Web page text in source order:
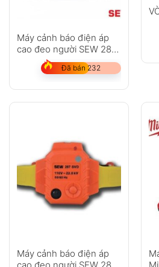
Máy cảnh báo điện áp
cao đeo người SEW 289
Đã bán 232
Máy cảnh báo điện áp